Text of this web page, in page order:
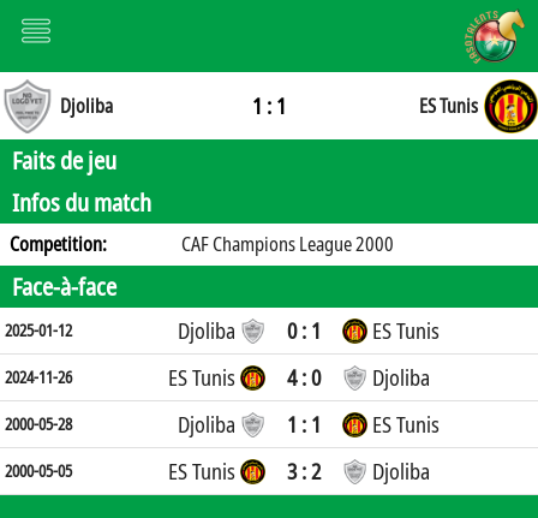
Djoliba 1 : 1 ES Tunis
Faits de jeu
Infos du match
Competition: CAF Champions League 2000
Face-à-face
2025-01-12 Djoliba 0 : 1 ES Tunis
2024-11-26 ES Tunis 4 : 0 Djoliba
2000-05-28 Djoliba 1 : 1 ES Tunis
2000-05-05 ES Tunis 3 : 2 Djoliba